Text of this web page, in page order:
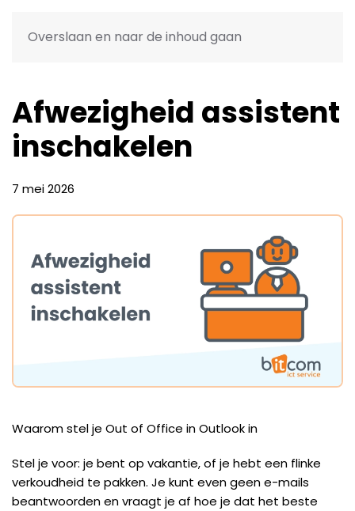
Overslaan en naar de inhoud gaan
Afwezigheid assistent
inschakelen
7 mei 2026
Waarom stel je Out of Office in Outlook in
Stel je voor: je bent op vakantie, of je hebt een flinke
verkoudheid te pakken. Je kunt even geen e-mails
beantwoorden en vraagt je af hoe je dat het beste